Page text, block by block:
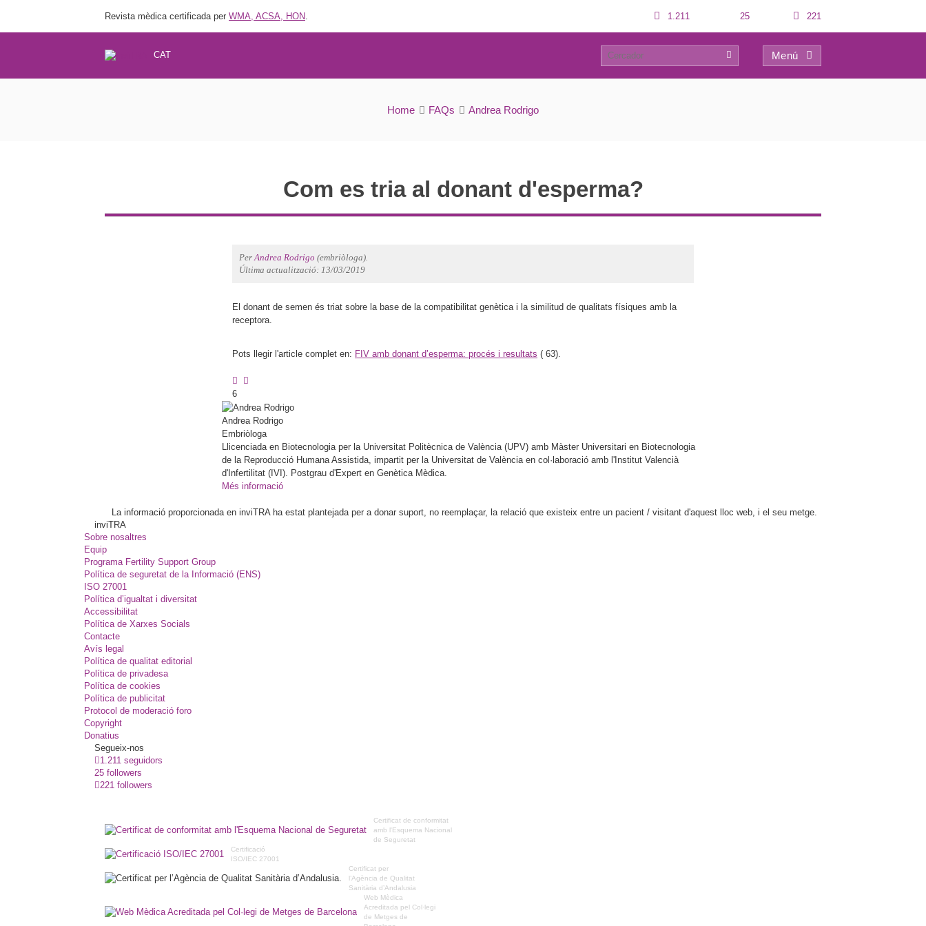
Revista mèdica certificada per WMA, ACSA, HON. 1.211 25 221
CAT
Menú
FAQs
2 0
Home FAQs Andrea Rodrigo
Com es tria al donant d'esperma?
PerAndrea Rodrigo (embriòloga).
Última actualització: 13/03/2019
El donant de semen és triat sobre la base de la compatibilitat genètica i la similitud de qualitats físiques amb la
receptora.
Pots llegir l'article complet en: FIV amb donant d’esperma: procés i resultats ( 63).
6
Andrea Rodrigo
Embriòloga
Llicenciada en Biotecnologia per la Universitat Politècnica de València (UPV) amb Màster Universitari en Biotecnologia
de la Reproducció Humana Assistida, impartit per la Universitat de València en col·laboració amb l'Institut Valencià
d'Infertilitat (IVI). Postgrau d'Expert en Genètica Mèdica.
Més informació
La informació proporcionada en inviTRA ha estat plantejada per a donar suport, no reemplaçar, la relació que existeix entre un pacient / visitant d'aquest lloc web, i el seu metge.
inviTRA
Sobre nosaltres
Equip
Programa Fertility Support Group
Política de seguretat de la Informació (ENS)
ISO 27001
Política d’igualtat i diversitat
Accessibilitat
Política de Xarxes Socials
Contacte
Avís legal
Política de qualitat editorial
Política de privadesa
Política de cookies
Política de publicitat
Protocol de moderació foro
Copyright
Donatius
Segueix-nos
1.211 seguidors
25 followers
221 followers
Certificat de conformitat
amb l'Esquema Nacional
de Seguretat
Certificació
ISO/IEC 27001
Certificat per
l’Agència de Qualitat
Sanitària d’Andalusia
Web Mèdica
Acreditada pel Col·legi
de Metges de